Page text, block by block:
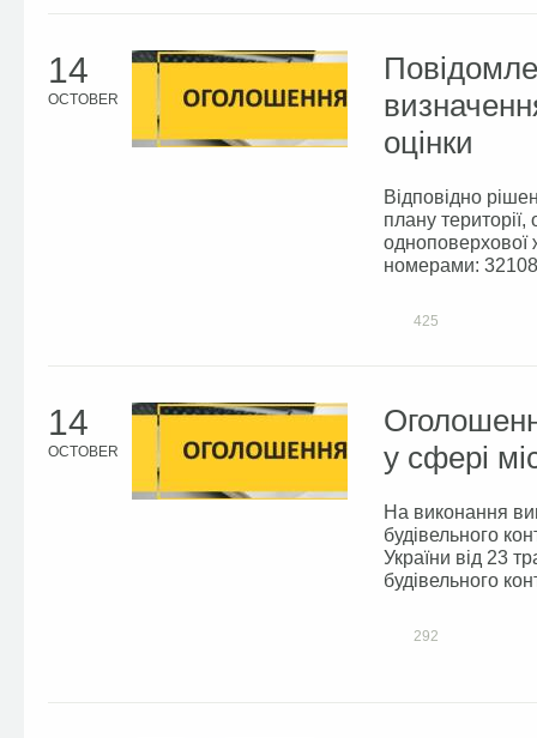
14
OCTOBER
оцінки
Відповідно
плану
одноповерхової
номерами:
425
14
OCTOBER
у сфері
На виконання
будівельного
України від 23
будівельного
292